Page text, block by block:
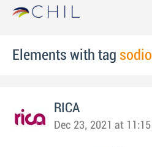
Elements with tag sodio
RICA
Dec 23, 2021 at 11:15